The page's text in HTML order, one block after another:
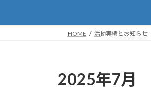
HOME 活動実績とお知らせ
2025年7月